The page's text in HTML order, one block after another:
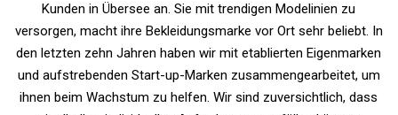
Kunden in Übersee an. Sie mit trendigen Modelinien zu
versorgen, macht ihre Bekleidungsmarke vor Ort sehr beliebt. In
den letzten zehn Jahren haben wir mit etablierten Eigenmarken
und aufstrebenden Start-up-Marken zusammengearbeitet, um
ihnen beim Wachstum zu helfen. Wir sind zuversichtlich, dass